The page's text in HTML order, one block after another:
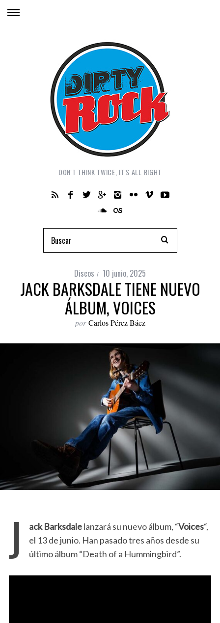
DON'T THINK TWICE, IT'S ALL RIGHT
Discos 10 junio, 2025
JACK BARKSDALE TIENE NUEVO
ÁLBUM, VOICES
por Carlos Pérez Báez
J ack Barksdalelanzará su nuevo álbum, “Voices“,
el 13 de junio. Han pasado tres años desde su
último álbum “Death of a Hummingbird”.